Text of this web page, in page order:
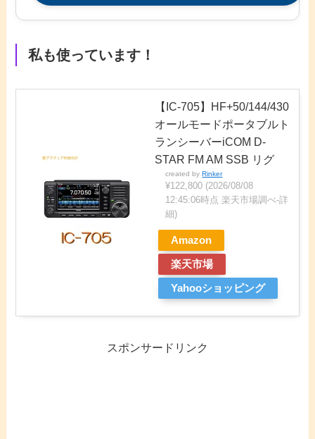
私も使っています！
【IC-705】HF+50/144/430
オールモードポータブルト
ランシーバーiCOM D-
STAR FM AM SSB リグ
created byRinker
¥122,800 (2026/08/08
12:45:06時点 楽天市場調べ-詳
細)
Amazon
楽天市場
Yahooショッピング
スポンサードリンク